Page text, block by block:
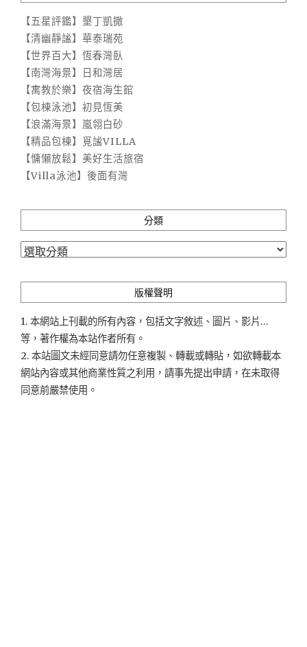
【五星評鑑】墾丁凱撒
【清幽靜謐】華泰瑞苑
【世界百大】恆春灣臥
【南灣海景】日和灣居
【寓教於樂】夜宿海生館
【包棟泳池】初見恆美
【浪滿海景】嵐翎白砂
【精品包棟】覓謐VILLA
【慵懶放鬆】美好生活旅宿
【Villa泳池】後面有灣
分類
分
版權聲明
1. 本網站上刊載的所有內容，包括文字敘述、圖片、影片...
等，著作權為本站作者所有。
2. 本站圖文未經同意請勿任意複製、轉載或轉貼，如欲轉載本
網站內容或其他商業性質之利用，請事先提出申請，在未取得
同意前嚴禁使用。